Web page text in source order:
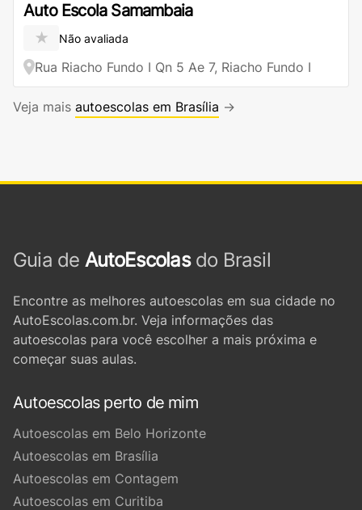
Auto Escola Samambaia
★ Não avaliada
Rua Riacho Fundo I Qn 5 Ae 7, Riacho Fundo I
Veja mais autoescolas em Brasília →
Guia de AutoEscolasdo Brasil
Encontre as melhores autoescolas em sua cidade no
AutoEscolas.com.br. Veja informações das
autoescolas para você escolher a mais próxima e
começar suas aulas.
Autoescolas perto de mim
Autoescolas em Belo Horizonte
Autoescolas em Brasília
Autoescolas em Contagem
Autoescolas em Curitiba